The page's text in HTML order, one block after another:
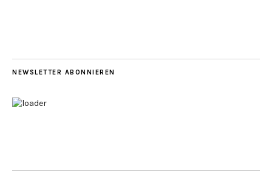
NEWSLETTER ABONNIEREN